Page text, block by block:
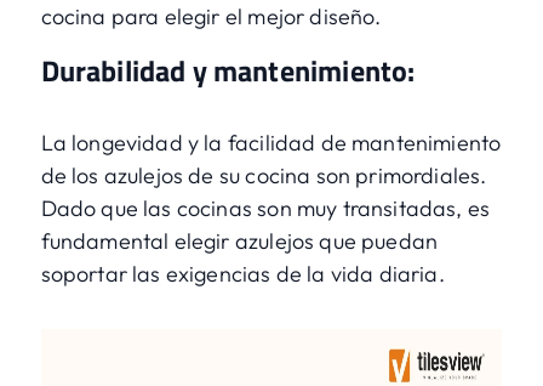
cocina para elegir el mejor diseño.
Durabilidad y mantenimiento:
La longevidad y la facilidad de mantenimiento
de los azulejos de su cocina son primordiales.
Dado que las cocinas son muy transitadas, es
fundamental elegir azulejos que puedan
soportar las exigencias de la vida diaria.